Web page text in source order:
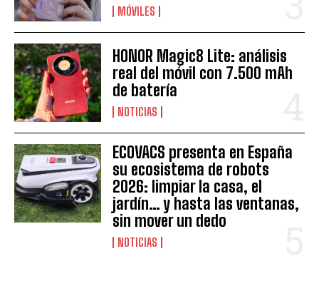
MÓVILES
HONOR Magic8 Lite: análisis
real del móvil con 7.500 mAh
de batería
NOTICIAS
ECOVACS presenta en España
su ecosistema de robots
2026: limpiar la casa, el
jardín… y hasta las ventanas,
sin mover un dedo
NOTICIAS